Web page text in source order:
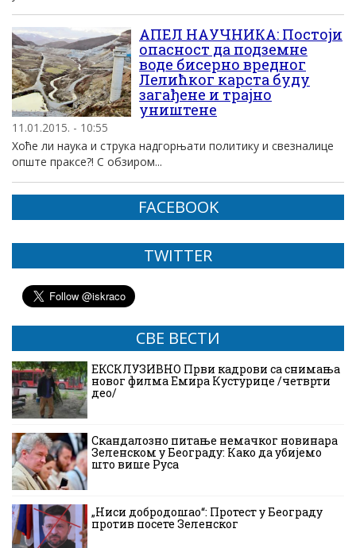
АПЕЛ НАУЧНИКА: Постоји
опасност да подземне
воде бисерно вредног
Лелићког карста буду
загађене и трајно
уништене
11.01.2015. - 10:55
Хоће ли наука и струка надгорњати политику и свезналице
опште праксе?! С обзиром...
FACEBOOK
TWITTER
СВЕ ВЕСТИ
ЕКСКЛУЗИВНО Први кадрови са снимања
новог филма Емира Кустурице /четврти
део/
Скандалозно питање немачког новинара
Зеленском у Београду: Како да убијемо
што више Руса
„Ниси добродошао“: Протест у Београду
против посете Зеленског